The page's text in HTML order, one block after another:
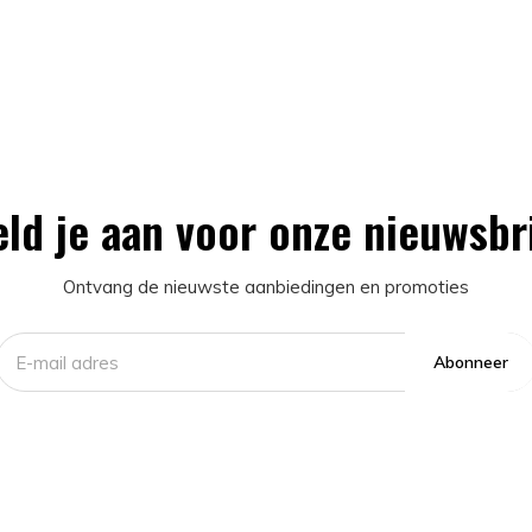
je aan voor onze
Ontvang de nieuwste aanbiedingen en promoties
Abonneer